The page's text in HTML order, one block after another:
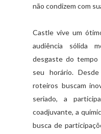
não condizem com
Castle vive um
audiência sólida
desgaste do
seu horário.
roteiros buscam
seriado, a
coadjuvante, a
busca de